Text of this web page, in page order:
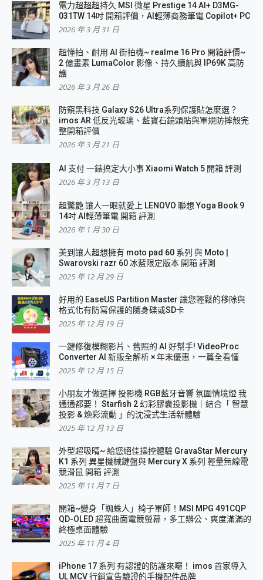
電力超超超持久 MSI 微星 Prestige 14 AI+ D3MG-
031TW 14吋 開箱評價，AI輕薄商務筆電 Copilot+ PC
2026 年 3 月 31 日
超懂拍、耐用 AI 街拍機~ realme 16 Pro 開箱評價~
2 億畫素 LumaColor 影像、持久續航與 IP69K 高防
護
2026 年 3 月 26 日
防窺黑科技 Galaxy S26 Ultra系列保護貼怎麼選？
imos AR 低反光玻璃、藍寶石鏡頭貼與軍規防摔殼完
整開箱評價
2026 年 3 月 21 日
AI 支付 一錶搞定大小事 Xiaomi Watch 5 開箱 評測
2026 年 3 月 13 日
超驚艷 讓人一眼就愛上 LENOVO 聯想 Yoga Book 9
14吋 AI輕薄筆電 開箱 評測
2026 年 1 月 30 日
美到讓人超想擁有 moto pad 60 系列 與 Moto |
Swarovski razr 60 冰藍限定版本 開箱 評測
2025 年 12 月 29 日
好用的 EaseUS Partition Master 讓您輕鬆的移除與
格式化有防寫保護的隨身碟或SD卡
2025 年 12 月 19 日
一鍵修復模糊影片、舊照的 AI 好幫手! VideoProc
Converter AI 新版全解析 × 年末優惠，一篇全看懂
2025 年 12 月 15 日
小朋友才做選擇 投影機 RGB藍牙音響 氛圍情境燈 我
通通都要！ Starfish 2 幻彩膠囊投影機｜結合「 智慧
投影 & 煥彩流動 」的沈浸式生活新體驗
2025 年 12 月 13 日
外型超吸晴~ 給您絕佳操控體驗 GravaStar Mercury
K1 系列 異星機械鍵盤與 Mercury X 系列 輕量無線電
競滑鼠 開箱 評測
2025 年 11 月 7 日
開箱~變身「蜘蛛人」椅子軍師！MSI MPG 491CQP
QD-OLED 超寬曲面電競螢幕，多工辦公、爽度滿滿的
終極桌面體驗
2025 年 11 月 4 日
iPhone 17 系列 有認證的防護來囉！ imos 首家導入
UL MCV 行銷宣告驗證的手機配件品牌